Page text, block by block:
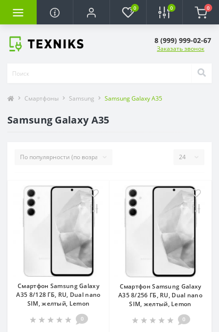
0 0 0
8 (999) 999-02-67
Заказать звонок
Смартфоны Samsung Samsung Galaxy A35
Samsung Galaxy A35
Смартфон Samsung Galaxy
A35 8/128 ГБ, RU, Dual nano
SIM, желтый, Lemon
0
Смартфон Samsung Galaxy
A35 8/256 ГБ, RU, Dual nano
SIM, желтый, Lemon
0